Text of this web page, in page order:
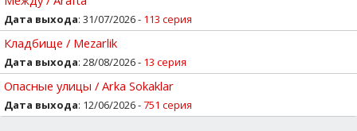
Дата выхода: 31/07/2026 - 113 серия
Кладбище / Mezarlik
Дата выхода: 28/08/2026 - 13 серия
Опасные улицы / Arka Sokaklar
Дата выхода: 12/06/2026 -751 серия